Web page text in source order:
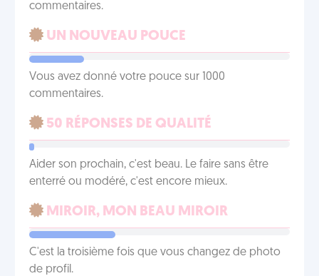
commentaires.
UN NOUVEAU POUCE
Vous avez donné votre pouce sur 1000
commentaires.
50 RÉPONSES DE QUALITÉ
Aider son prochain, c'est beau. Le faire sans être
enterré ou modéré, c'est encore mieux.
MIROIR, MON BEAU MIROIR
C'est la troisième fois que vous changez de photo
de profil.